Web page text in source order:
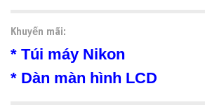
Khuyến mãi:
* Túi máy Nikon
* Dàn màn hình LCD